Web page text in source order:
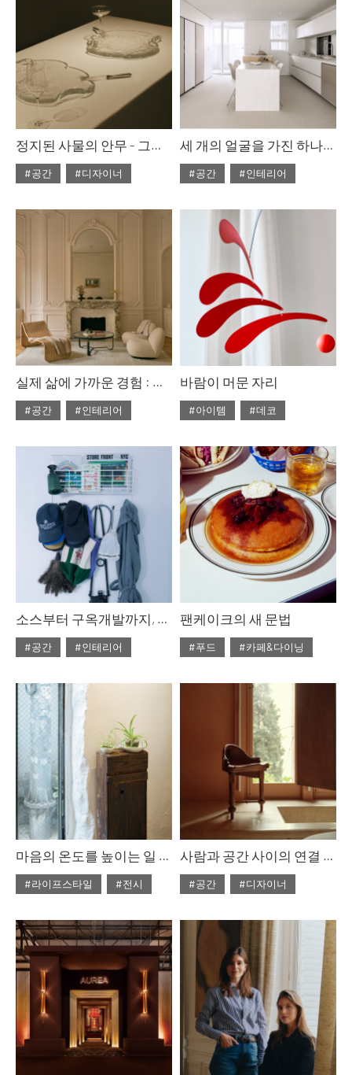
정지된 사물의 안무 - 그레이스 프린스
#공간
#디자이너
세 개의 얼굴을 가진 하나의 집
#공간
#인테리어
실제 삶에 가까운 경험 : 구비 하우스 파리
#공간
#인테리어
바람이 머문 자리
#아이템
#데코
소스부터 구옥개발까지, 용기있는 강미의 새로운 집
#공간
#인테리어
팬케이크의 새 문법
#푸드
#카페&다이닝
마음의 온도를 높이는 일 : 갤러리단정
#라이프스타일
#전시
사람과 공간 사이의 연결 : 가우디 서거 100주년 기념, 가구 컬렉션
#공간
#디자이너